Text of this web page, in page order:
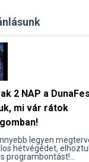
2 NAP a
mi vár rátok
legyen
hétvégédet,
programbontást!...